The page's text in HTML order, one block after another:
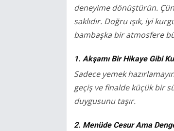
deneyime dönüştürün.
saklıdır. Doğru ışık, iyi
bambaşka bir atmosfere
1. Akşamı Bir Hikaye Gibi
Sadece yemek
geçiş ve finalde küçük bir
duygusunu taşır.
2. Menüde Cesur Ama